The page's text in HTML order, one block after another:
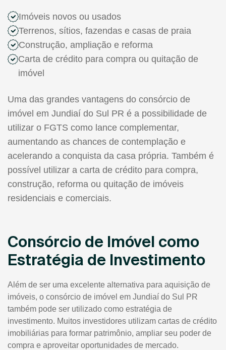
Imóveis novos ou usados
Terrenos, sítios, fazendas e casas de praia
Construção, ampliação e reforma
Carta de crédito para compra ou quitação de
imóvel
Uma das grandes vantagens do consórcio de
imóvel em Jundiaí do Sul PR é a possibilidade de
utilizar o FGTS como lance complementar,
aumentando as chances de contemplação e
acelerando a conquista da casa própria. Também é
possível utilizar a carta de crédito para compra,
construção, reforma ou quitação de imóveis
residenciais e comerciais.
Consórcio de Imóvel como
Estratégia de Investimento
Além de ser uma excelente alternativa para aquisição de
imóveis, o consórcio de imóvel em Jundiaí do Sul PR
também pode ser utilizado como estratégia de
investimento. Muitos investidores utilizam cartas de crédito
imobiliárias para formar patrimônio, ampliar seu poder de
compra e aproveitar oportunidades de mercado.